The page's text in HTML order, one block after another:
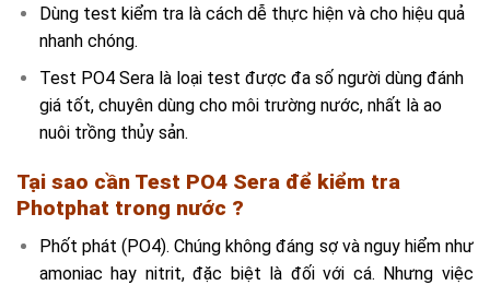
Dùng test kiểm tra là cách dễ thực hiện và cho hiệu quả
nhanh chóng.
Test PO4 Sera là loại test được đa số người dùng đánh
giá tốt, chuyên dùng cho môi trường nước, nhất là ao
nuôi trồng thủy sản.
Tại sao cần Test PO4 Sera để kiểm tra
Photphat trong nước ?
Phốt phát (PO4). Chúng không đáng sợ và nguy hiểm như
amoniac hay nitrit, đặc biệt là đối với cá. Nhưng việc